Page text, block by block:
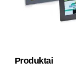
Produktai